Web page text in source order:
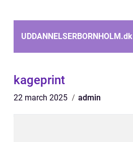
UDDANNELSERBORNHOLM.dk
kageprint
22 march 2025 admin